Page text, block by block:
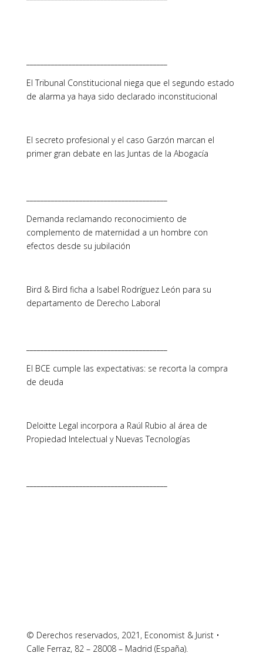
El Tribunal Constitucional niega que el segundo estado
de alarma ya haya sido declarado inconstitucional
El secreto profesional y el caso Garzón marcan el
primer gran debate en las Juntas de la Abogacía
Demanda reclamando reconocimiento de
complemento de maternidad a un hombre con
efectos desde su jubilación
Bird & Bird ficha a Isabel Rodríguez León para su
departamento de Derecho Laboral
El BCE cumple las expectativas: se recorta la compra
de deuda
Deloitte Legal incorpora a Raúl Rubio al área de
Propiedad Intelectual y Nuevas Tecnologías
© Derechos reservados, 2021, Economist & Jurist •
Calle Ferraz, 82 – 28008 – Madrid (España).